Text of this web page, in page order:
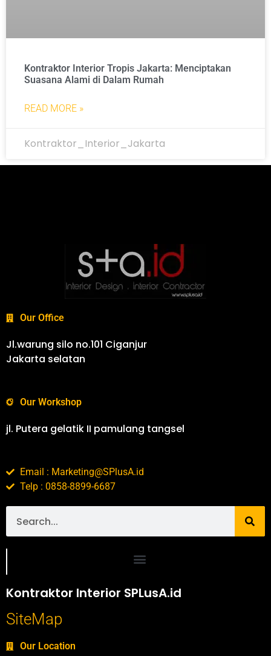
Kontraktor Interior Tropis Jakarta: Menciptakan
Suasana Alami di Dalam Rumah
READ MORE »
Kontraktor_Interior_Jakarta
Our Office
Jl.warung silo no.101 Ciganjur
Jakarta selatan
Our Workshop
jl. Putera gelatik II pamulang tangsel
Email : Marketing@SPlusA.id
Telp : 0858-8899-6687
Kontraktor Interior SPLusA.id
SiteMap
Our Location